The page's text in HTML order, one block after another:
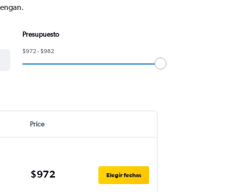
Presupuesto
$972 - $982
Price
$972 Elegir fechas